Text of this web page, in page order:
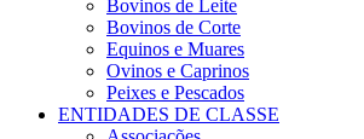
Bovinos de Leite
Bovinos de Corte
Equinos e Muares
Ovinos e Caprinos
Peixes e Pescados
ENTIDADES DE CLASSE